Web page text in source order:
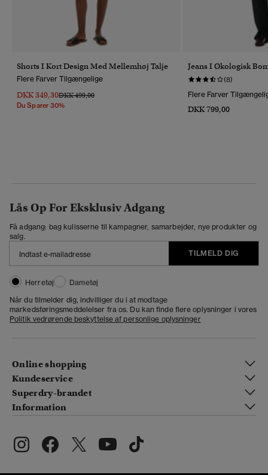
Shorts I Kort Design Med Mellemhøj Talje
Flere Farver Tilgængelige
DKK 349,30Pris Nedsat Fra
DKK 499,00Til
Du Sparer 30%
Jeans I Økologisk
(8)
Flere Farver
DKK 799,00
Lås Op For Eksklusiv Adgang
Få adgang: bag kulisserne til kampagner, samarbejder, nye produkter og
salg.
TILMELD DIG
Herretøj
Dametøj
Når du tilmelder dig, indvilliger du i at modtage
markedsføringsmeddelelser fra os. Du kan finde flere oplysninger i vores
Politik vedrørende beskyttelse af personlige oplysninger
Online shopping
Kundeservice
Superdry-brandet
Information